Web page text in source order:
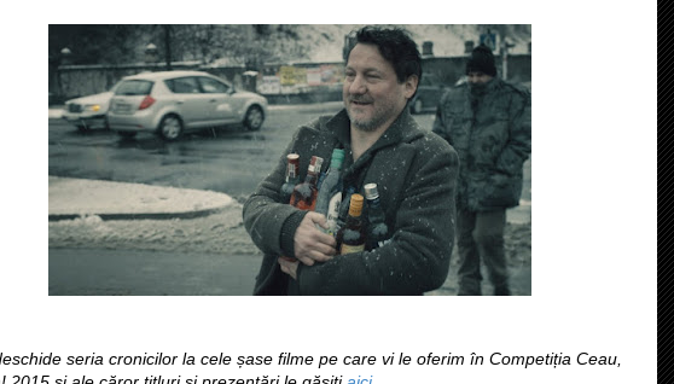
seria cronicilor la cele șase filme pe care vi le oferim în Competiția Ceau,